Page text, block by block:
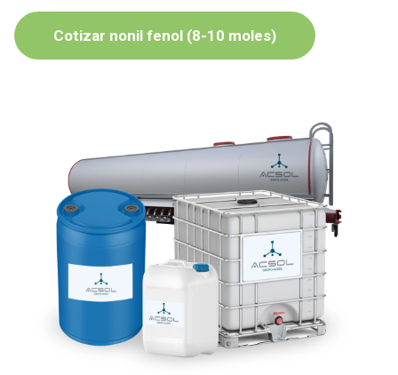
Cotizar nonil fenol (8-10 moles)